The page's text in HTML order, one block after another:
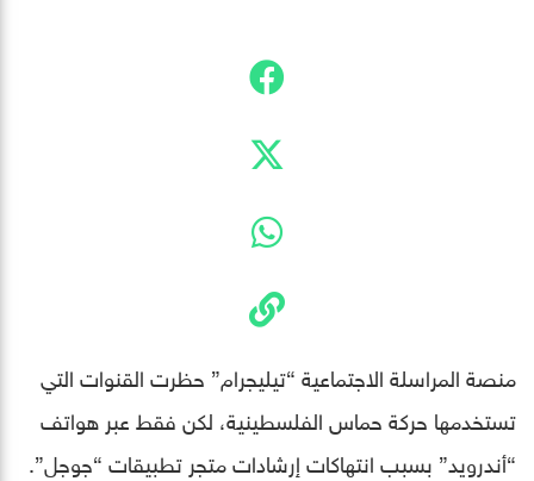
منصة المراسلة الاجتماعية “تيليجرام” حظرت القنوات التي
تستخدمها حركة حماس الفلسطينية، لكن فقط عبر هواتف
“أندرويد” بسبب انتهاكات إرشادات متجر تطبيقات “جوجل”.